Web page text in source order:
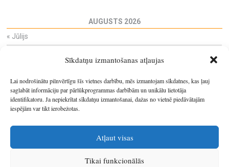
Sīkdatņu izmantošanas atļaujas
Lai nodrošinātu pilnvērtīgu šīs vietnes darbību, mēs izmantojam sīkdatnes, kas ļauj
saglabāt informāciju par pārlūkprogrammas darbībām un unikālu lietotāja
identifikatoru. Ja nepiekrītat sīkdatņu izmantošanai, dažas no vietnē piedāvātajām
iespējām var tikt ierobežotas.
Atļaut visas
Tikai funkcionālās
AUGUSTS 2026
« Jūlijs
29 30 31 1
12 14 15
17
18 19 20 21 22
23
24
25 26
31
1 2 3 4 5 6